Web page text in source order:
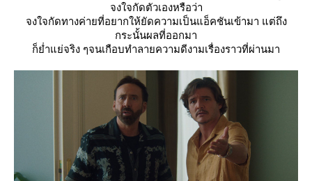
จงใจกัดตัวเองหรือว่า
จงใจกัดทางค่ายที่อยากให้ยัดความเป็นแอ็คชันเข้ามา แต่ถึง
กระนั้นผลที่ออกมา
ก็ย่ำแย่จริง ๆจนเกือบทำลายความดีงามเรื่องราวที่ผ่านมา